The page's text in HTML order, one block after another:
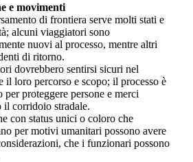
e movimenti
di frontiera serve molti stati e
alcuni viaggiatori sono
nuovi al processo, mentre altri
di ritorno.
dovrebbero sentirsi sicuri nel
il loro percorso e scopo; il processo è
per proteggere persone e merci
il corridoio stradale.
con status unici o coloro che
per motivi umanitari possono avere
che i funzionari possono